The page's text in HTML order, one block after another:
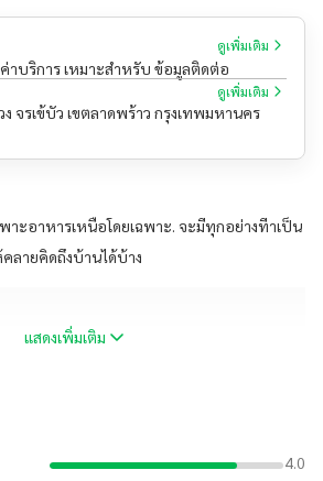
ดูเพิ่มเติม
าบริการ เหมาะสำหรับ ข้อมูลติดต่อ
ดูเพิ่มเติม
ง จรเข้บัว เขตลาดพร้าว กรุงเทพมหานคร
าะอาหารเหนือโดยเฉพาะ. จะมีทุกอย่างทีาเป็น
ลายคิดถึงบ้านได้บ้าง
แสดงเพิ่มเติม
4.0